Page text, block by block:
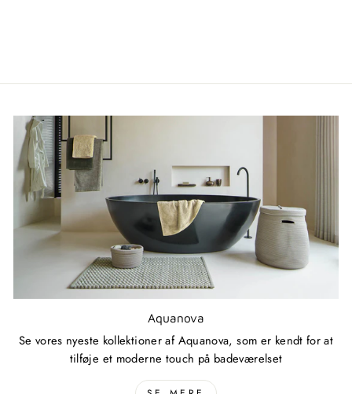
Aquanova
Se vores nyeste kollektioner af Aquanova, som er kendt for at
tilføje et moderne touch på badeværelset